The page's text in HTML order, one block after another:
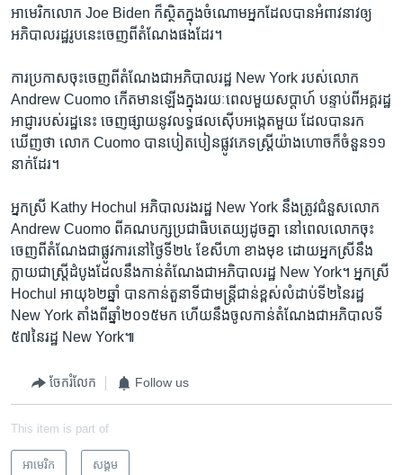
អាមេរិក​លោក​ Joe Biden ក៏ស្ថិត​ក្នុង​ចំណោម​អ្នក​ដែល​បាន​អំពាវនាវ​ឲ្យ​
អភិបាល​រដ្ឋ​រូប​នេះ​ចេញ​ពី​តំណែង​ផង​ដែរ។
ការ​ប្រកាស​ចុះ​ចេញ​ពី​តំណែង​ជា​អភិបាល​រដ្ឋ New York ​របស់​លោក
Andrew Cuomo កើត​មាន​ឡើង​ក្នុង​រយៈ​ពេល​មួយ​សប្តាហ៍ បន្ទាប់​ពីអគ្គ​រដ្ឋ
អាជ្ញារបស់​រដ្ឋនេះ ចេញផ្សាយ​នូវ​លទ្ធផល​ស៊ើប​អង្កេតមួយ​ ដែល​បាន​រក​
ឃើញ​ថា លោក Cuomo​ បាន​បៀតបៀន​ផ្លូវ​ភេទ​ស្ត្រី​យ៉ាង​ហោច​ក៏ចំនួន​១១​
នាក់​ដែរ។
អ្នកស្រី Kathy Hochul អភិបាល​រង​រដ្ឋ New York នឹងត្រូវ​ជំនួស​លោក
Andrew Cuomo ពី​គណបក្ស​ប្រជាធិបតេយ្យ​ដូច​គ្នា នៅ​ពេលលោក​ចុះ
ចេញ​ពី​តំណែងជា​ផ្លូវការនៅ​ថ្ងៃ​ទី​២៤ ខែ​សីហា ខាង​មុខ ដោយ​អ្នកស្រី​នឹង​
ក្លាយ​ជា​ស្ត្រី​ដំបូង​ដែល​នឹង​កាន់​តំណែង​ជា​អភិបាល​រដ្ឋ New York។ អ្នកស្រី
Hochul អាយុ​៦២​ឆ្នាំ បាន​កាន់​តួនាទីជា​មន្ត្រី​ជាន់​ខ្ពស់​លំដាប់​ទី​២​នៃ​រដ្ឋ
New York តាំង​ពី​ឆ្នាំ​២០១៥​មក ហើយ​នឹងចូល​កាន់​តំណែង​ជា​អភិបាល​ទី​
៥៧​នៃ​រដ្ឋ New York៕
ចែករំលែក Follow us
This item is part of
អាមេរិក​ សង្គម